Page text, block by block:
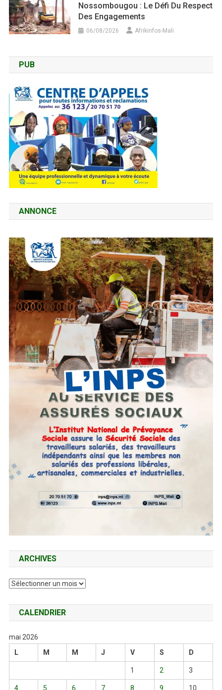
Nossombougou : Le Défi Du Respect
Des Engagements
06/08/2026 Afrikinfos-Mali
PUB
ANNONCE
ARCHIVES
Archives
CALENDRIER
mai 2026
L
M M J V S D
1 2 3
4 5 6 7 8 9 10